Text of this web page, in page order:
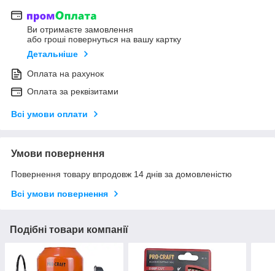
Ви отримаєте замовлення
або гроші повернуться на вашу картку
Детальніше
Оплата на рахунок
Оплата за реквізитами
Всі умови оплати
Умови повернення
Повернення товару впродовж 14 днів за домовленістю
Всі умови повернення
Подібні товари компанії